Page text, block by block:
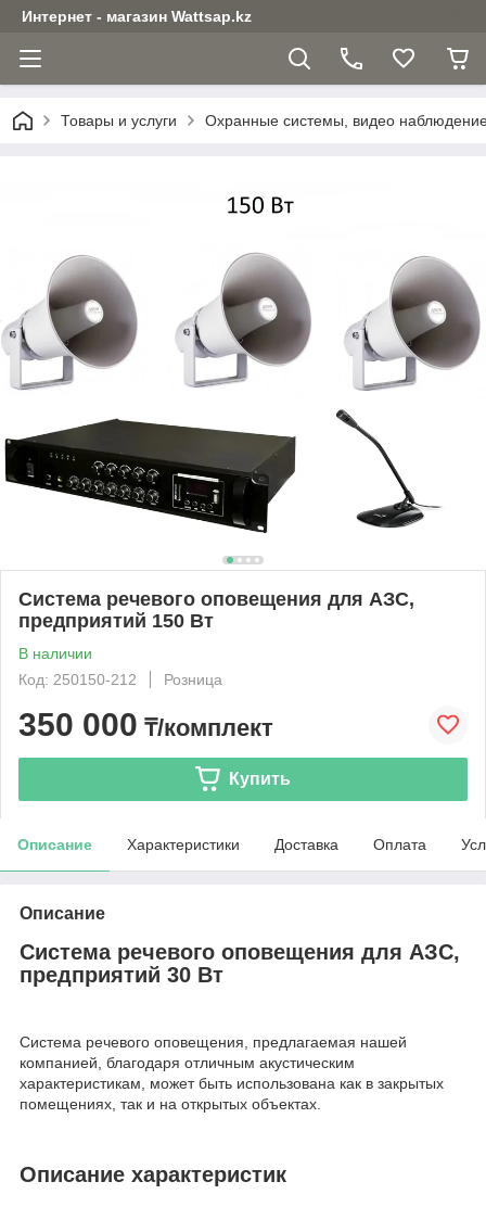
Интернет - магазин Wattsap.kz
Товары и услуги Охранные системы, видео
Система речевого оповещения для АЗС,
предприятий 150 Вт
В наличии
Код: 250150-212
Розница
350 000 ₸/комплект
Купить
Описание Характеристики Доставка Оплата
Описание
Система речевого оповещения для АЗС,
предприятий 30 Вт
Система речевого оповещения, предлагаемая нашей
компанией, благодаря отличным акустическим
характеристикам, может быть использована как в закрытых
помещениях, так и на открытых объектах.
Описание характеристик